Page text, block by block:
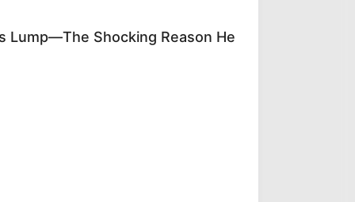
Lump—The Shocking Reason He